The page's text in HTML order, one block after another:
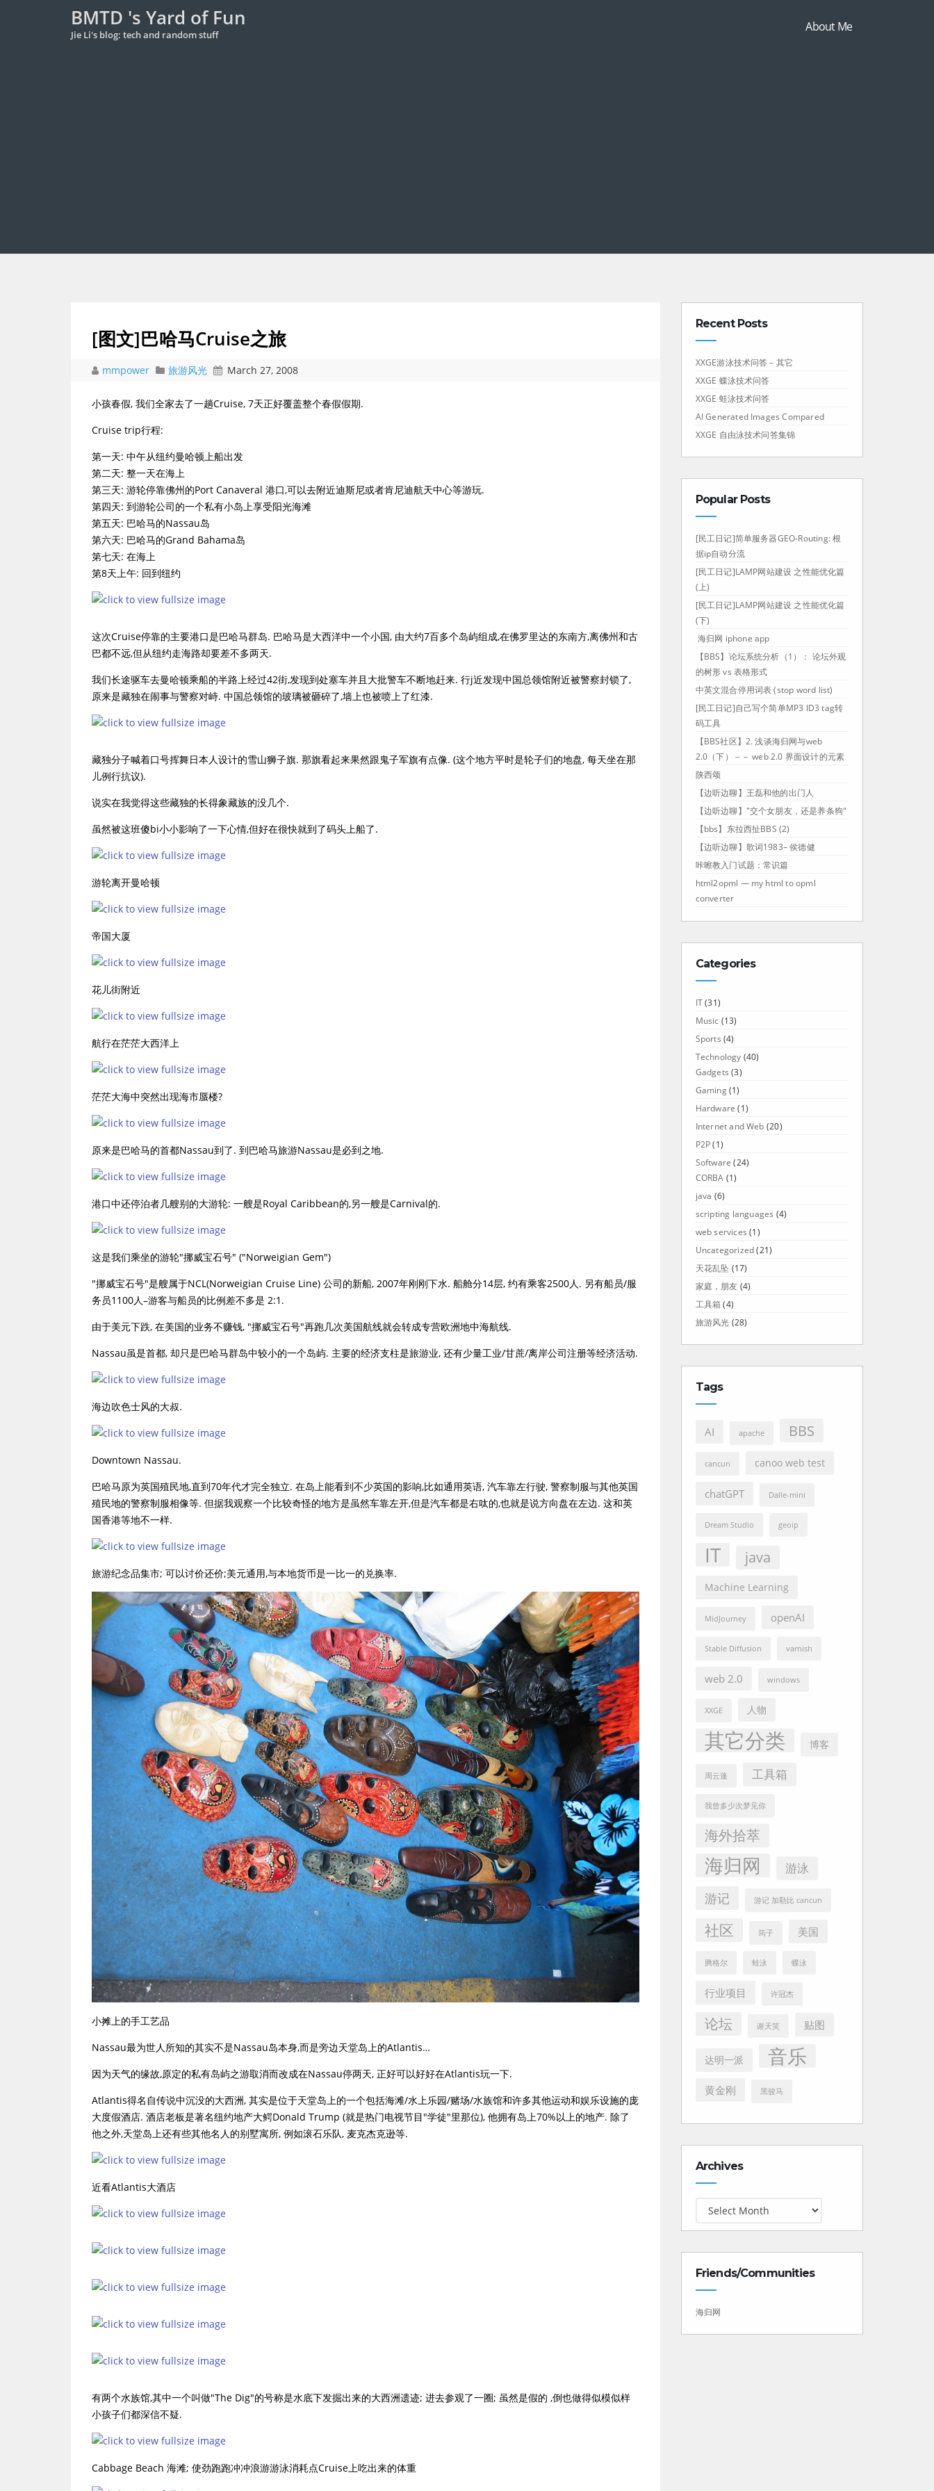
BMTD 's Yard of Fun
Jie Li's blog: tech and random stuff
About Me
[图文]巴哈马Cruise之旅
mmpower 旅游风光 March 27, 2008
小孩春假, 我们全家去了一趟Cruise, 7天正好覆盖整个春假假期.
Cruise trip行程:
第一天: 中午从纽约曼哈顿上船出发
第二天: 整一天在海上
第三天: 游轮停靠佛州的Port Canaveral 港口,可以去附近迪斯尼或者肯尼迪航天中心等游玩.
第四天: 到游轮公司的一个私有小岛上享受阳光海滩
第五天: 巴哈马的Nassau岛
第六天: 巴哈马的Grand Bahama岛
第七天: 在海上
第8天上午: 回到纽约
这次Cruise停靠的主要港口是巴哈马群岛. 巴哈马是大西洋中一个小国, 由大约7百多个岛屿组成,在佛罗里达的东南方,离佛州和古
巴都不远,但从纽约走海路却要差不多两天.
我们长途驱车去曼哈顿乘船的半路上经过42街,发现到处塞车并且大批警车不断地赶来. 行j近发现中国总领馆附近被警察封锁了,
原来是藏独在闹事与警察对峙. 中国总领馆的玻璃被砸碎了,墙上也被喷上了红漆.
藏独分子喊着口号挥舞日本人设计的雪山狮子旗. 那旗看起来果然跟鬼子军旗有点像. (这个地方平时是轮子们的地盘, 每天坐在那
儿例行抗议).
说实在我觉得这些藏独的长得象藏族的没几个.
虽然被这班傻bi小小影响了一下心情,但好在很快就到了码头上船了.
游轮离开曼哈顿
帝国大厦
花儿街附近
航行在茫茫大西洋上
茫茫大海中突然出现海市蜃楼?
原来是巴哈马的首都Nassau到了. 到巴哈马旅游Nassau是必到之地.
港口中还停泊者几艘别的大游轮: 一艘是Royal Caribbean的,另一艘是Carnival的.
这是我们乘坐的游轮"挪威宝石号" ("Norweigian Gem")
"挪威宝石号"是艘属于NCL(Norweigian Cruise Line) 公司的新船, 2007年刚刚下水. 船舱分14层, 约有乘客2500人. 另有船员/服
务员1100人–游客与船员的比例差不多是 2:1.
由于美元下跌, 在美国的业务不赚钱, "挪威宝石号"再跑几次美国航线就会转成专营欧洲地中海航线.
Nassau虽是首都, 却只是巴哈马群岛中较小的一个岛屿. 主要的经济支柱是旅游业, 还有少量工业/甘蔗/离岸公司注册等经济活动.
海边吹色士风的大叔.
Downtown Nassau.
巴哈马原为英国殖民地,直到70年代才完全独立. 在岛上能看到不少英国的影响,比如通用英语, 汽车靠左行驶, 警察制服与其他英国
殖民地的警察制服相像等. 但据我观察一个比较奇怪的地方是虽然车靠左开,但是汽车都是右呔的,也就是说方向盘在左边. 这和英
国香港等地不一样.
旅游纪念品集市; 可以讨价还价;美元通用,与本地货币是一比一的兑换率.
小摊上的手工艺品
Nassau最为世人所知的其实不是Nassau岛本身,而是旁边天堂岛上的Atlantis…
因为天气的缘故,原定的私有岛屿之游取消而改成在Nassau停两天, 正好可以好好在Atlantis玩一下.
Atlantis得名自传说中沉没的大西洲, 其实是位于天堂岛上的一个包括海滩/水上乐园/赌场/水族馆和许多其他运动和娱乐设施的庞
大度假酒店. 酒店老板是著名纽约地产大鳄Donald Trump (就是热门电视节目"学徒"里那位), 他拥有岛上70%以上的地产. 除了
他之外,天堂岛上还有些其他名人的别墅寓所, 例如滚石乐队, 麦克杰克逊等.
近看Atlantis大酒店
有两个水族馆,其中一个叫做"The Dig"的号称是水底下发掘出来的大西洲遗迹; 进去参观了一圈; 虽然是假的 ,倒也做得似模似样
小孩子们都深信不疑.
Cabbage Beach 海滩; 使劲跑跑冲冲浪游游泳消耗点Cruise上吃出来的体重
Recent Posts
XXGE游泳技术问答－其它
XXGE 蝶泳技术问答
XXGE 蛙泳技术问答
AI Generated Images Compared
XXGE 自由泳技术问答集锦
Popular Posts
[民工日记]简单服务器GEO-Routing: 根
据ip自动分流
[民工日记]LAMP网站建设 之性能优化篇
(上)
[民工日记]LAMP网站建设 之性能优化篇
(下)
海归网 iphone app
【BBS】论坛系统分析（1）： 论坛外观
的树形 vs 表格形式
中英文混合停用词表 (stop word list)
[民工日记]自己写个简单MP3 ID3 tag转
码工具
【BBS社区】2. 浅谈海归网与web
2.0（下）－－ web 2.0 界面设计的元素
陕西颂
【边听边聊】王磊和他的出门人
【边听边聊】"交个女朋友，还是养条狗"
【bbs】东拉西扯BBS (2)
【边听边聊】歌词1983– 侯德健
咔嚓教入门试题：常识篇
html2opml — my html to opml
converter
Categories
IT(31)
Music (13)
Sports (4)
Technology (40)
Gadgets (3)
Gaming(1)
Hardware (1)
Internet and Web (20)
P2P(1)
Software (24)
CORBA (1)
java (6)
scripting languages (4)
web services (1)
Uncategorized(21)
天花乱坠 (17)
家庭，朋友 (4)
工具箱 (4)
旅游风光 (28)
Tags
AI apache BBS
cancun canoo web test
chatGPT Dalle-mini
Dream Studio geoip
IT java
Machine Learning
MidJourney openAI
Stable Diffusion varnish
web 2.0 windows
XXGE 人物
其它分类 博客
周云蓬 工具箱
我曾多少次梦见你
海外拾萃
海归网 游泳
游记 游记 加勒比 cancun
社区 筠子 美国
腾格尔 蛙泳 蝶泳
行业项目 许冠杰
论坛 谢天笑 贴图
达明一派 音乐
黄金刚 黑骏马
Archives
Friends/Communities
海归网